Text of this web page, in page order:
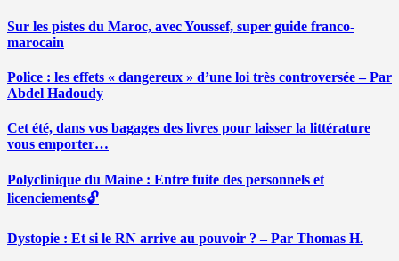
Sur les pistes du Maroc, avec Youssef, super guide franco-
marocain
Police : les effets « dangereux » d’une loi très controversée – Par
Abdel Hadoudy
Cet été, dans vos bagages des livres pour laisser la littérature
vous emporter…
Polyclinique du Maine : Entre fuite des personnels et
licenciements🔓
Dystopie : Et si le RN arrive au pouvoir ? – Par Thomas H.